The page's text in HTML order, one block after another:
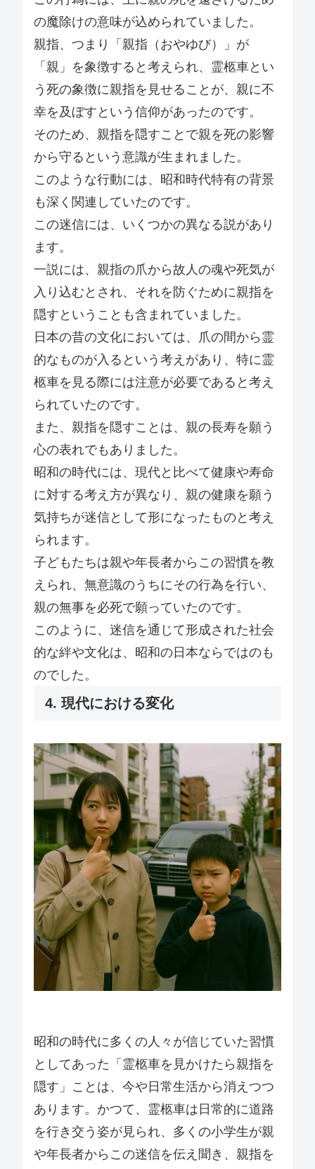
の魔除けの意味が込められていました。
親指、つまり「親指（おやゆび）」が
「親」を象徴すると考えられ、霊柩車とい
う死の象徴に親指を見せることが、親に不
幸を及ぼすという信仰があったのです。
そのため、親指を隠すことで親を死の影響
から守るという意識が生まれました。
このような行動には、昭和時代特有の背景
も深く関連していたのです。
この迷信には、いくつかの異なる説があり
ます。
一説には、親指の爪から故人の魂や死気が
入り込むとされ、それを防ぐために親指を
隠すということも含まれていました。
日本の昔の文化においては、爪の間から霊
的なものが入るという考えがあり、特に霊
柩車を見る際には注意が必要であると考え
られていたのです。
また、親指を隠すことは、親の長寿を願う
心の表れでもありました。
昭和の時代には、現代と比べて健康や寿命
に対する考え方が異なり、親の健康を願う
気持ちが迷信として形になったものと考え
られます。
子どもたちは親や年長者からこの習慣を教
えられ、無意識のうちにその行為を行い、
親の無事を必死で願っていたのです。
このように、迷信を通じて形成された社会
的な絆や文化は、昭和の日本ならではのも
のでした。
4. 現代における変化
昭和の時代に多くの人々が信じていた習慣
としてあった「霊柩車を見かけたら親指を
隠す」ことは、今や日常生活から消えつつ
あります。かつて、霊柩車は日常的に道路
を行き交う姿が見られ、多くの小学生が親
や年長者からこの迷信を伝え聞き、親指を